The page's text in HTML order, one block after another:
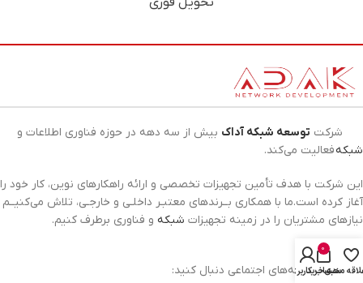
شرکت توسعه شبکه آداک بیش از سه دهه در حوزه فناوری اطلاعات و
شبکهفعالیت می‌کند.
این شرکت با هدف تأمین تجهیزات تخصصی و ارائه راهکارهای نوین، کار خود را
آغاز کرده است.ما با همکاری بــرندهای معتبـر داخلـی و خارجـی، تلاش می‌کنیــم
نیازهای مشتریان را در زمینه تجهیزات شبکه و فناوری برطرف کنیم.
آداک را در شبکه‌های اجتماعی دنبال کنید:
مندی
0
سبد خرید
حساب کاربری من